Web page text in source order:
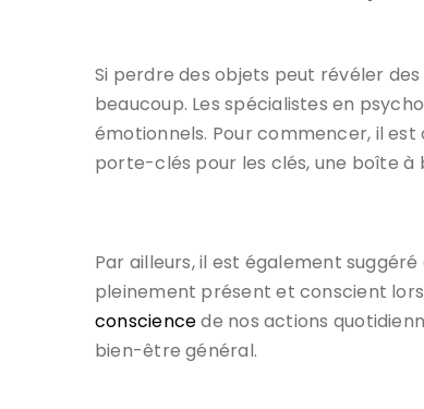
Si perdre des objets peut révéler
beaucoup. Les spécialistes en
émotionnels. Pour commencer, il
porte-clés pour les clés, une boîte à
Par ailleurs, il est également
pleinement présent et conscient
consciencede nos actions
bien-être général.